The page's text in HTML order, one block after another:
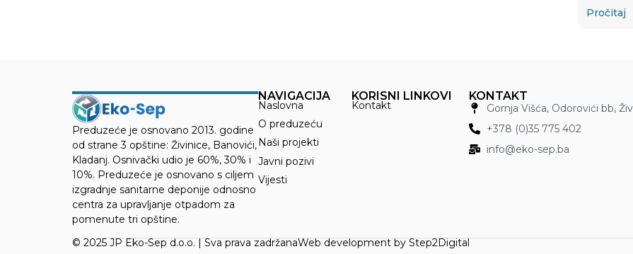
Pročitaj
Preduzeće je osnovano 2013. godine
od strane 3 opštine: Živinice, Banovići,
Kladanj. Osnivački udio je 60%, 30% i
10%. Preduzeće je osnovano s ciljem
izgradnje sanitarne deponije odnosno
centra za upravljanje otpadom za
pomenute tri opštine.
NAVIGACIJA
Naslovna
O preduzeću
Naši projekti
Javni pozivi
Vijesti
KORISNI LINKOVI
Kontakt
KONTAKT
Gornja Višća, Odorovići bb,
+378 (0)35 775 402
info@eko-sep.ba
© 2025 JP Eko-Sep d.o.o. | Sva prava zadržanaWeb development byStep2Digital